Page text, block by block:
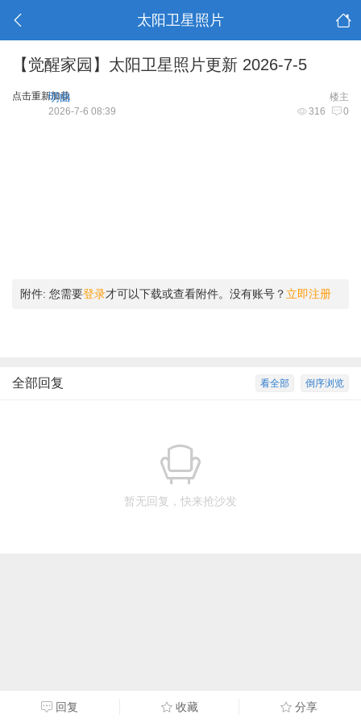
太阳卫星照片
【觉醒家园】太阳卫星照片更新 2026-7-5
点击重新加载 楼主
明曲
316 0
2026-7-6 08:39
附件: 您需要登录才可以下载或查看附件。没有账号？ 立即注册
倒序浏览
看全部
全部回复
暂无回复，快来抢沙发
回复 收藏 分享